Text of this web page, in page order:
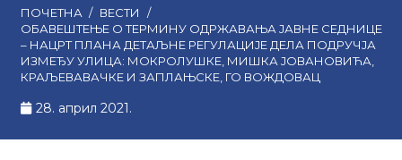
ПОЧЕТНА / ВЕСТИ
/
ОБАВЕШТЕЊЕ О ТЕРМИНУ ОДРЖАВАЊА ЈАВНЕ СЕДНИЦЕ
– НАЦРТ ПЛАНА ДЕТАЉНЕ РЕГУЛАЦИЈЕ ДЕЛА ПОДРУЧЈА
ИЗМЕЂУ УЛИЦА: МОКРОЛУШКЕ, МИШКА ЈОВАНОВИЋА,
КРАЉЕВАВАЧКЕ И ЗАПЛАЊСКЕ, ГО ВОЖДОВАЦ
28. април 2021.